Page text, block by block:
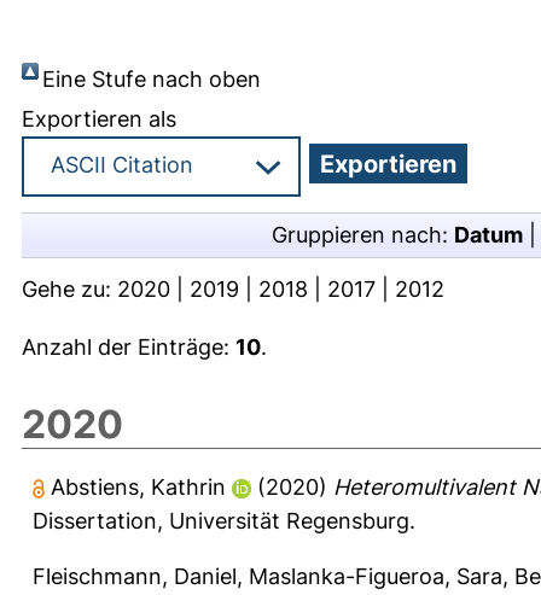
Eine Stufe nach oben
Exportieren als
Gruppieren nach: Datum
Gehe zu: 2020 2019 2018 2017 2012
Anzahl der Einträge: 10.
2020
Abstiens, Kathrin (2020) Heteromultivalent
Dissertation, Universität Regensburg.
Fleischmann, Daniel, Maslanka-Figueroa, Sara,